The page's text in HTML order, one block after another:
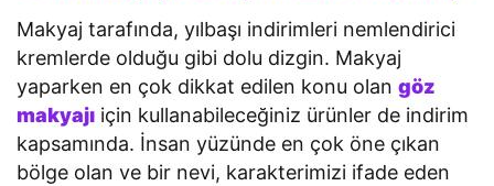
Makyaj tarafında, yılbaşı indirimleri nemlendirici
kremlerde olduğu gibi dolu dizgin. Makyaj
yaparken en çok dikkat edilen konu olangöz
makyajı için kullanabileceğiniz ürünler de indirim
kapsamında. İnsan yüzünde en çok öne çıkan
bölge olan ve bir nevi, karakterimizi ifade eden